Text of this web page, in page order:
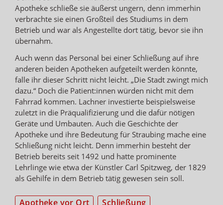
Apotheke schließe sie äußerst ungern, denn immerhin
verbrachte sie einen Großteil des Studiums in dem
Betrieb und war als Angestellte dort tätig, bevor sie ihn
übernahm.
Auch wenn das Personal bei einer Schließung auf ihre
anderen beiden Apotheken aufgeteilt werden könnte,
falle ihr dieser Schritt nicht leicht. „Die Stadt zwingt mich
dazu.“ Doch die Patient:innen würden nicht mit dem
Fahrrad kommen. Lachner investierte beispielsweise
zuletzt in die Präqualifizierung und die dafür nötigen
Geräte und Umbauten. Auch die Geschichte der
Apotheke und ihre Bedeutung für Straubing mache eine
Schließung nicht leicht. Denn immerhin besteht der
Betrieb bereits seit 1492 und hatte prominente
Lehrlinge wie etwa der Künstler Carl Spitzweg, der 1829
als Gehilfe in dem Betrieb tätig gewesen sein soll.
Apotheke vor Ort Schließung